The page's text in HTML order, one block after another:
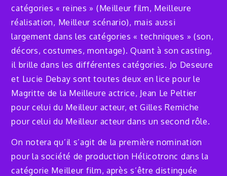
catégories « reines » (Meilleur film, Meilleure
réalisation, Meilleur scénario), mais aussi
largement dans les catégories « techniques » (son,
décors, costumes, montage). Quant à son casting,
il brille dans les différentes catégories. Jo Deseure
et Lucie Debay sont toutes deux en lice pour le
Magritte de la Meilleure actrice, Jean Le Peltier
pour celui du Meilleur acteur, et Gilles Remiche
pour celui du Meilleur acteur dans un second rôle.
On notera qu’il s’agit de la première nomination
pour la société de production Hélicotronc dans la
catégorie Meilleur film, après s’être distinguée